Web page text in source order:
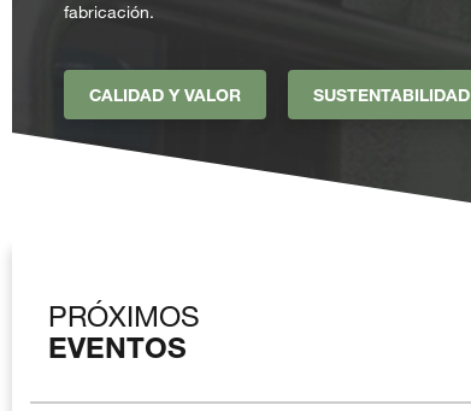
fabricación.
CALIDAD Y VALOR SUSTENTABILIDAD
PRÓXIMOS
EVENTOS